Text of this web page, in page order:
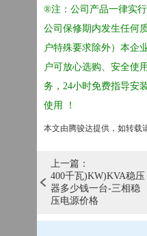
®注：公司产品一律实
公司保修期内发生任何
户特殊要求除外）本企
户可放心选购、安全使
务，24小时免费指导安
使用 ！
本文由腾骏达提供，如转载
上一篇：
400千瓦)KW)KVA稳压
器多少钱一台-三相稳
压电源价格